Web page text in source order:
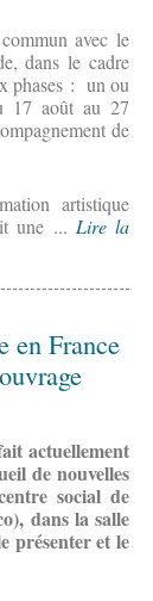
avec le
dans le cadre
phases : un ou
17 août au 27
de
artistique
une ... Lire la
en France
actuellement
de nouvelles
social de
dans la salle
présenter et le